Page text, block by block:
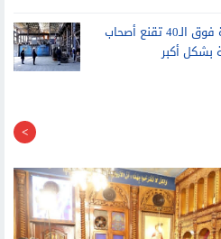
نائب رئيس اتحاد عمال مصر: مبادرة فوق الـ40 تقنع أصحاب
بشكل أكبر